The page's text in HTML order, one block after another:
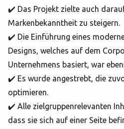
✔️ Das Projekt zielte auch
Markenbekanntheit zu steigern.
✔️ Die Einführung eines
Designs, welches auf dem
Unternehmens basiert, war
✔️ Es wurde angestrebt, die
optimieren.
✔️ Alle zielgruppenrelevanten
dass sie sich auf einer Seite